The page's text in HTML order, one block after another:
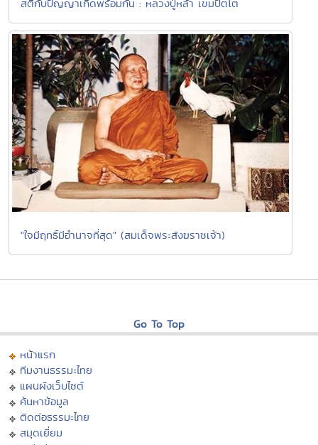
สติกับปัญญาเกิดพร้อมกัน : หลวงปู่หล้า เขมปัตโต
"ใจมีฤทธิ์มีอำนาจที่สุด" (สมเด็จพระสังฆราชเจ้า)
Go To Top
หน้าแรก
ทีมงานธรรมะไทย
แผนผังเว็บไซต์
ค้นหาข้อมูล
ติดต่อธรรมะไทย
สมุดเยี่ยม